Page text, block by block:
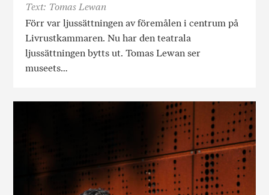
Text: Tomas Lewan
Förr var ljussättningen av föremålen i centrum på
Livrustkammaren. Nu har den teatrala
ljussättningen bytts ut. Tomas Lewan ser
museets…